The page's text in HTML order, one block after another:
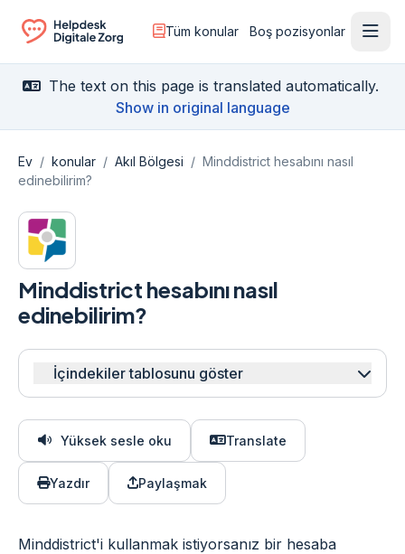
Ga naar de homepagina
Tüm konular Boş pozisyonlar
The text on this page is translated automatically.
Show in original language
Ev / konular / Akıl Bölgesi / Minddistrict hesabını nasıl
edinebilirim?
Minddistrict hesabını nasıl
edinebilirim?
İçindekiler tablosunu göster
Yüksek sesle oku Translate
Yazdır Paylaşmak
Minddistrict'i kullanmak istiyorsanız bir hesaba